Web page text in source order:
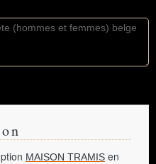
MAISON TRAMIS en